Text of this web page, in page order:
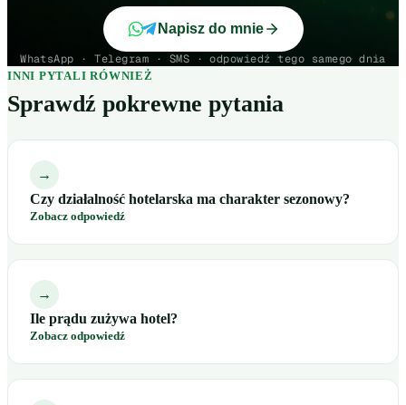
Napisz do mnie
WhatsApp · Telegram · SMS · odpowiedź tego samego dnia
INNI PYTALI RÓWNIEŻ
Sprawdź pokrewne pytania
→
Czy działalność hotelarska ma charakter sezonowy?
Zobacz odpowiedź
→
Ile prądu zużywa hotel?
Zobacz odpowiedź